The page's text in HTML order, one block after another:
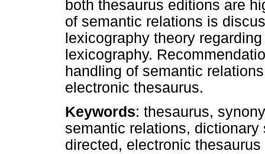
both thesaurus editions are
of semantic relations is
lexicography theory
lexicography.
handling of semantic
electronic thesaurus.
Keywords: thesaurus,
semantic relations,
directed, electronic thesaurus